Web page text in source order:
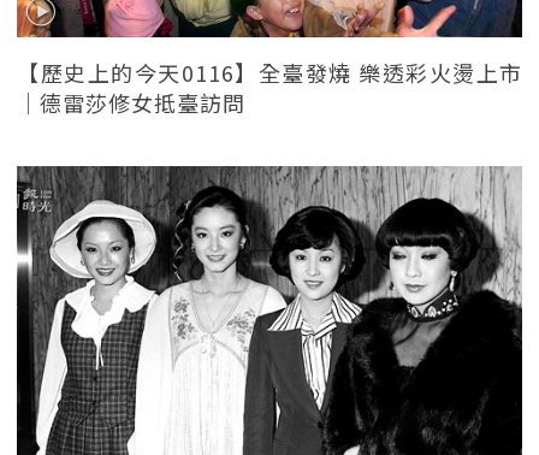
【歷史上的今天0116】全臺發燒 樂透彩火燙上市
｜德雷莎修女抵臺訪問